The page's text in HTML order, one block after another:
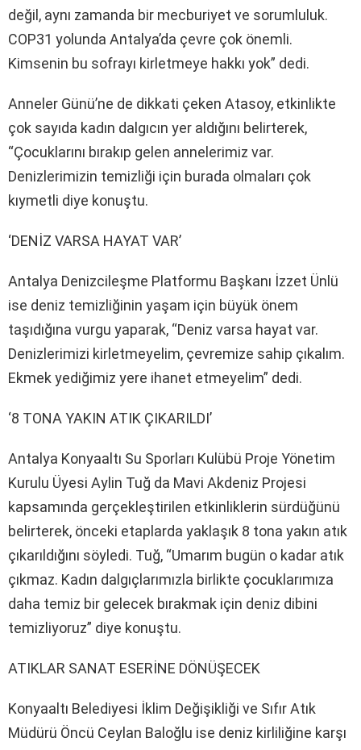
değil, aynı zamanda bir mecburiyet ve sorumluluk.
COP31 yolunda Antalya’da çevre çok önemli.
Kimsenin bu sofrayı kirletmeye hakkı yok” dedi.
Anneler Günü’ne de dikkati çeken Atasoy, etkinlikte
çok sayıda kadın dalgıcın yer aldığını belirterek,
“Çocuklarını bırakıp gelen annelerimiz var.
Denizlerimizin temizliği için burada olmaları çok
kıymetli diye konuştu.
‘DENİZ VARSA HAYAT VAR’
Antalya Denizcileşme Platformu Başkanı İzzet Ünlü
ise deniz temizliğinin yaşam için büyük önem
taşıdığına vurgu yaparak, “Deniz varsa hayat var.
Denizlerimizi kirletmeyelim, çevremize sahip çıkalım.
Ekmek yediğimiz yere ihanet etmeyelim” dedi.
‘8 TONA YAKIN ATIK ÇIKARILDI’
Antalya Konyaaltı Su Sporları Kulübü Proje Yönetim
Kurulu Üyesi Aylin Tuğ da Mavi Akdeniz Projesi
kapsamında gerçekleştirilen etkinliklerin sürdüğünü
belirterek, önceki etaplarda yaklaşık 8 tona yakın atık
çıkarıldığını söyledi. Tuğ, “Umarım bugün o kadar atık
çıkmaz. Kadın dalgıçlarımızla birlikte çocuklarımıza
daha temiz bir gelecek bırakmak için deniz dibini
temizliyoruz” diye konuştu.
ATIKLAR SANAT ESERİNE DÖNÜŞECEK
Konyaaltı Belediyesi İklim Değişikliği ve Sıfır Atık
Müdürü Öncü Ceylan Baloğlu ise deniz kirliliğine karşı